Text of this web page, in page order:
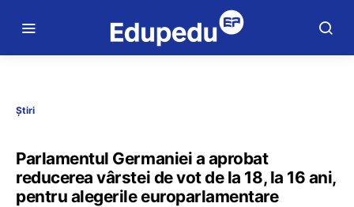
Știri
Parlamentul Germaniei a aprobat
reducerea vârstei de vot de la 18, la 16 ani,
pentru alegerile europarlamentare